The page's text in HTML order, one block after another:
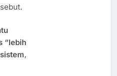
“lebih
,